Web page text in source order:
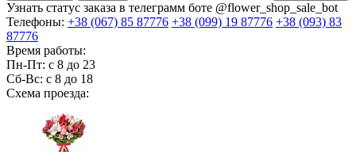
Узнать статус заказа в телеграмм боте @flower_shop_sale_bot
Телефоны: +38 (067) 85 87776 +38 (099) 19 87776 +38 (093) 83
87776
Время работы:
Пн-Пт: с 8 до 23
Сб-Вс: с 8 до 18
Схема проезда: